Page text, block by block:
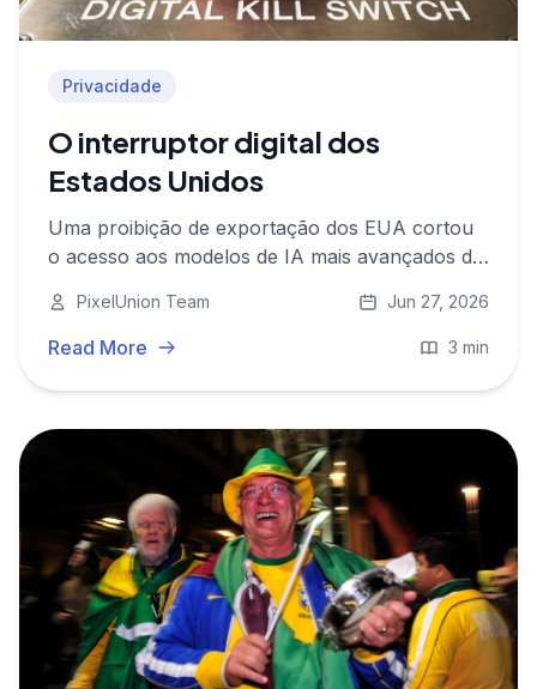
Privacidade
O interruptor digital dos
Estados Unidos
Uma proibição de exportação dos EUA cortou
o acesso aos modelos de IA mais avançados do
quem ainda depende de infraestrutura cloud
americana.
PixelUnion Team Jun 27, 2026
Read More 3 min